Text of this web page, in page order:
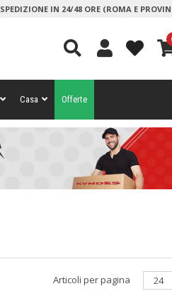
SPEDIZIONE IN 24/48 ORE (ROMA E
Casa Offerte
Articoli per pagina